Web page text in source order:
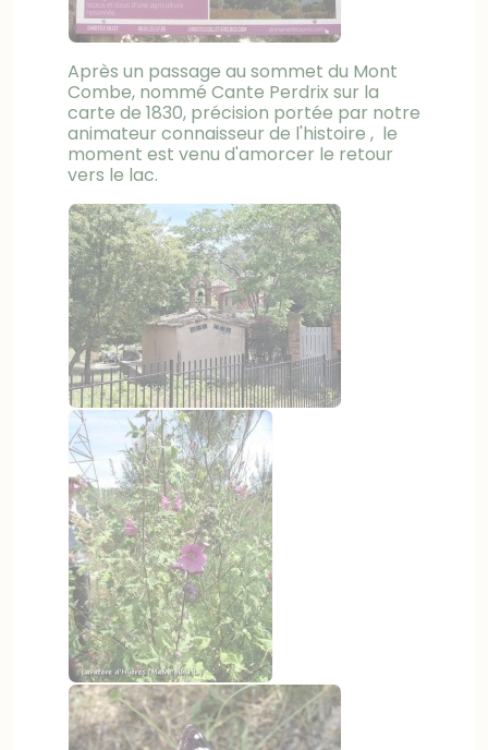
Après un passage au sommet du Mont
Combe, nommé Cante Perdrix sur la
carte de 1830, précision portée par notre
animateur connaisseur de l'histoire , le
moment est venu d'amorcer le retour
vers le lac.